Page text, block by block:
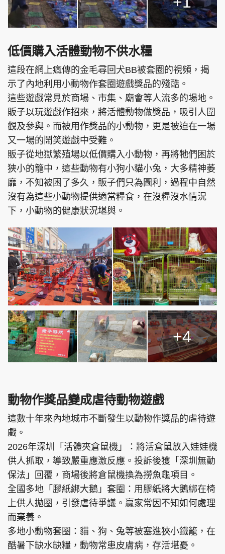
低價購入活體動物不供水糧
這段在網上瘋傳的金毛尋回犬BB被套圈的視頻，揭
示了內地利用小動物作套圈遊戲獎品的殘酷。
這些遊戲常見於商場、市集、廟會等人流多的場地。
販子以玩遊戲作招來，將活體動物做獎品，吸引人圍
觀及參與。而被用作獎品的小動物，更是被迫在一場
又一場的鬧笑遊戲中受難。
販子從地獄繁殖場以低價購入小動物，再將牠們困於
狹小的籠中，這些動物有小狗小貓小兔，大多精神萎
靡，不知被困了多久，販子們只為圖利，過程中自然
沒有為這些小動物提供適當糧食，在沒糧沒水情況
下，小動物的健康狀況堪輿。
+4
動物作獎品變成虐待動物遊戲
這數十年來內地城市不斷發生以動物作獎品的虐待遊
戲。
2026年深圳「活體夾倉鼠機」：將活倉鼠放入娃娃機
供人抓取，導致嚴重應激反應。投訴後獲「深圳無動
保法」回覆，商場後將倉鼠機換為撈魚龜項目。
全國多地「膠紙綁大鵝」套圈：用膠紙將大鵝綁在椅
上供人拋圈，引發虐待爭議。贏家常因不知如何處理
而棄養。
多地小動物套圈：貓、狗、兔等被塞進狹小鐵籠，在
酷暑下缺水缺糧，動物常患皮膚病，存活堪憂。